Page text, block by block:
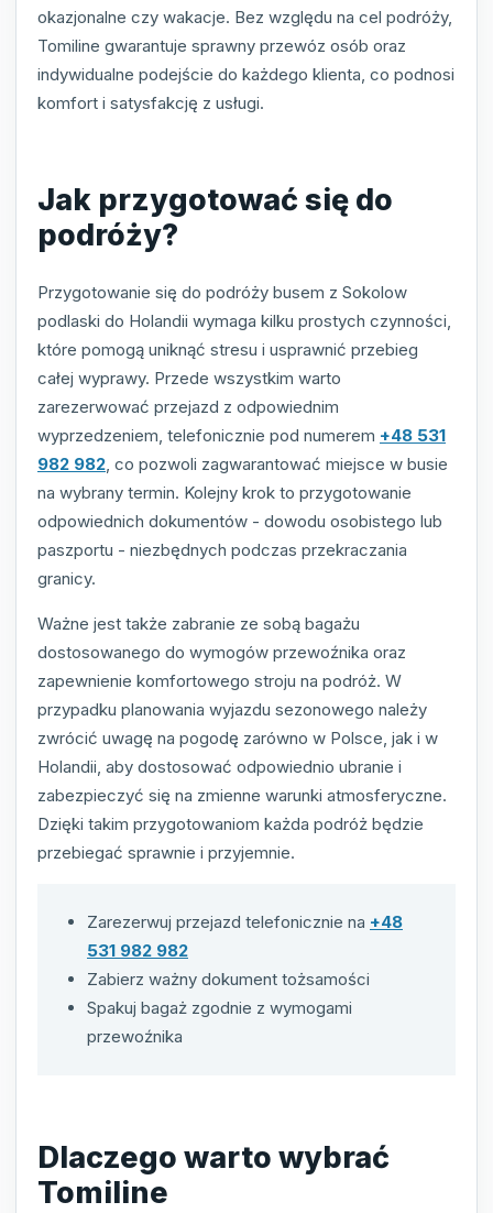
okazjonalne czy wakacje. Bez względu na cel podróży,
Tomiline gwarantuje sprawny przewóz osób oraz
indywidualne podejście do każdego klienta, co podnosi
komfort i satysfakcję z usługi.
Jak przygotować się do
podróży?
Przygotowanie się do podróży busem z Sokolow
podlaski do Holandii wymaga kilku prostych czynności,
które pomogą uniknąć stresu i usprawnić przebieg
całej wyprawy. Przede wszystkim warto
zarezerwować przejazd z odpowiednim
wyprzedzeniem, telefonicznie pod numerem +48 531
982 982 , co pozwoli zagwarantować miejsce w busie
na wybrany termin. Kolejny krok to przygotowanie
odpowiednich dokumentów - dowodu osobistego lub
paszportu - niezbędnych podczas przekraczania
granicy.
Ważne jest także zabranie ze sobą bagażu
dostosowanego do wymogów przewoźnika oraz
zapewnienie komfortowego stroju na podróż. W
przypadku planowania wyjazdu sezonowego należy
zwrócić uwagę na pogodę zarówno w Polsce, jak i w
Holandii, aby dostosować odpowiednio ubranie i
zabezpieczyć się na zmienne warunki atmosferyczne.
Dzięki takim przygotowaniom każda podróż będzie
przebiegać sprawnie i przyjemnie.
Zarezerwuj przejazd telefonicznie na +48
531 982 982
Zabierz ważny dokument tożsamości
Spakuj bagaż zgodnie z wymogami
przewoźnika
Dlaczego warto wybrać
Tomiline